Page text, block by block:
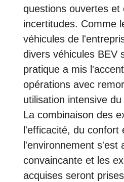
questions ouvertes et
incertitudes. Comme
véhicules de
divers véhicules BEV
pratique a mis
opérations avec
utilisation intensive
La combinaison des
l'efficacité, du confort
l'environnement s'est
convaincante et les
acquises seront